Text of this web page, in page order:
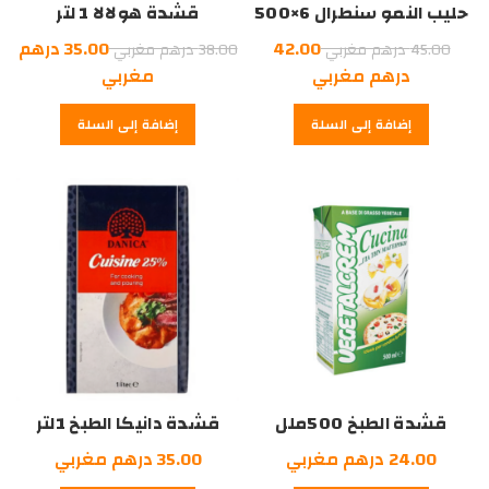
حليب النمو سنطرال 6×500
ملل 45.00درهم مغربيالسعر
الأصلي
هو:
45.00
42.00
درهم مغربي
الحالي
هو:
مغربي.
إضافة إلى السلة
قشدة هولالا 1 لتر
38.00درهم مغربيالسعر
الأصلي
هو:
38.00
مغربي.
35.00درهم
مغربي
الحالي
هو:
درهم
مغربي.
إضافة إلى السلة
قشدة الطبخ 500ملل
24.00 درهم مغربي
قشدة دانيكا الطبخ 1لتر
35.00درهم مغربي